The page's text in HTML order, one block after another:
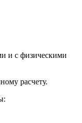
и с физическими
расчету.